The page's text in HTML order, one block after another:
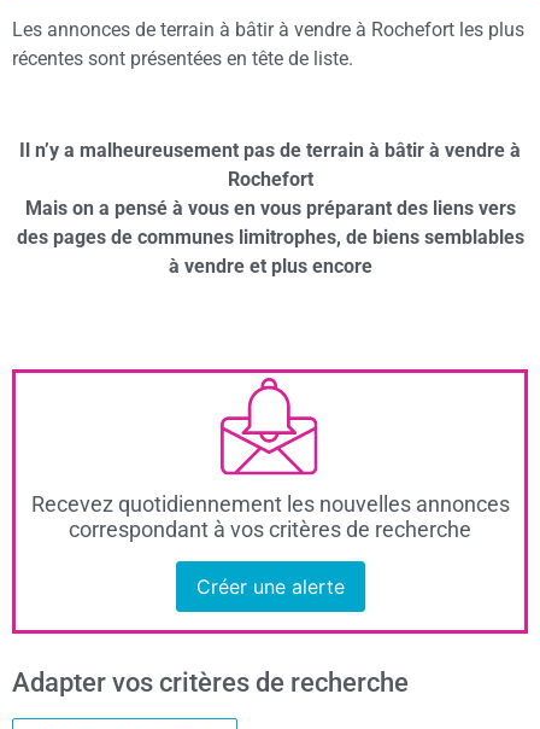
Les annonces de terrain à bâtir à vendre à Rochefort les plus
récentes sont présentées en tête de liste.
Il n’y a malheureusement pas de terrain à bâtir à vendre à
Rochefort
Mais on a pensé à vous en vous préparant des liens vers
des pages de communes limitrophes, de biens semblables
à vendre et plus encore
Recevez quotidiennement les nouvelles annonces
correspondant à vos critères de recherche
Créer une alerte
Adapter vos critères de recherche